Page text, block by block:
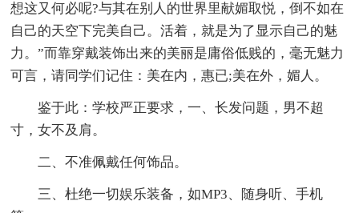
想这又何必呢?与其在别人的世界里献媚取悦，倒不如在
自己的天空下完美自己。活着，就是为了显示自己的魅
力。”而靠穿戴装饰出来的美丽是庸俗低贱的，毫无魅力
可言，请同学们记住：美在内，惠已;美在外，媚人。
鉴于此：学校严正要求，一、长发问题，男不超
寸，女不及肩。
二、不准佩戴任何饰品。
三、杜绝一切娱乐装备，如MP3、随身听、手机